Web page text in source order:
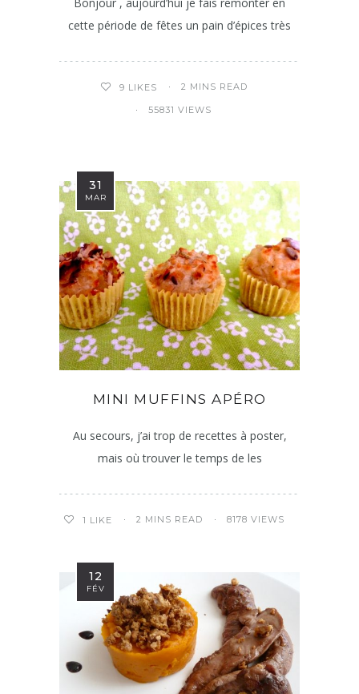
cette période de fêtes un pain d’épices très
9 LIKES 2 MINS READ
55831 VIEWS
31
MAR
MINI MUFFINS APÉRO
Au secours, j’ai trop de recettes à poster,
mais où trouver le temps de les
1 LIKE 2 MINS READ 8178 VIEWS
12
FÉV